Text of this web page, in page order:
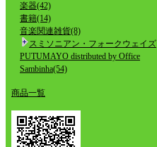
楽器(42)
書籍(14)
音楽関連雑貨(8)
スミソニアン・フォークウェイズ
PUTUMAYO distributed by Office
Sambinha(54)
商品一覧